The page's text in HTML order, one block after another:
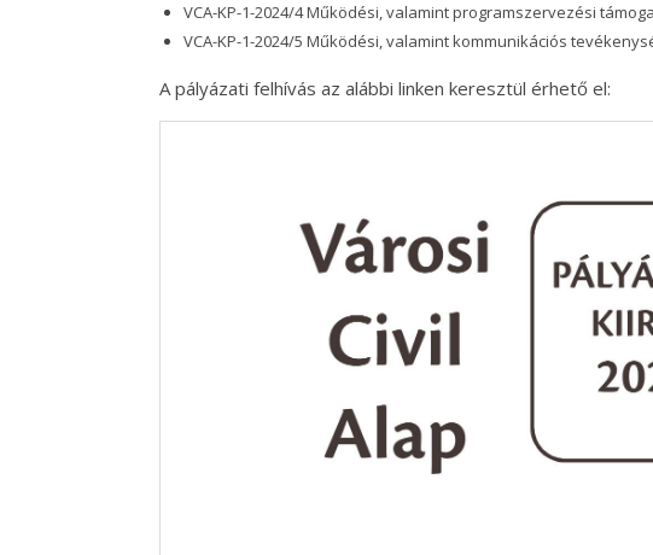
VCA-KP-1-2024/4 Működési, valamint programszervezési
VCA-KP-1-2024/5 Működési, valamint kommunikációs
A pályázati felhívás az alábbi linken keresztül érhető el: